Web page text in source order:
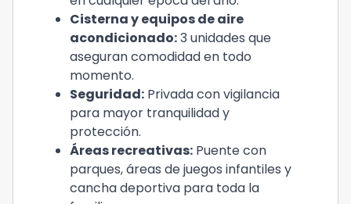
Cisterna y equipos de aire
acondicionado:3 unidades que
aseguran comodidad en todo
momento.
Seguridad: Privada con vigilancia
para mayor tranquilidad y
protección.
Áreas recreativas: Puente con
parques, áreas de juegos infantiles y
cancha deportiva para toda la